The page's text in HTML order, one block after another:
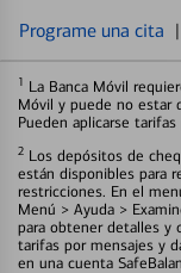
Programe una cita |
1 La Banca Móvil
Móvil y puede no estar
Pueden aplicarse
2 Los depósitos de
están disponibles para
restricciones. En el
Menú > Ayuda >
para obtener detalles y
tarifas por mensajes y
en una cuenta